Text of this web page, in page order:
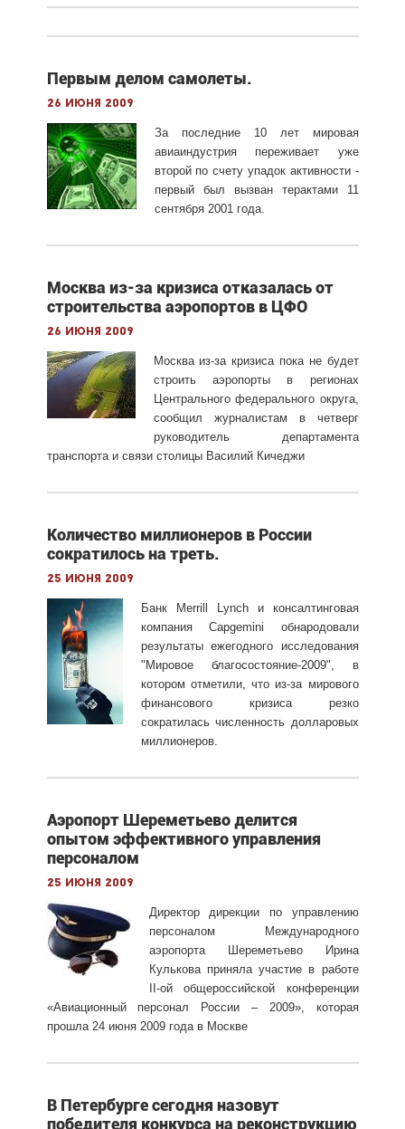
Первым делом самолеты.
26 июня 2009
За последние 10 лет мировая
авиаиндустрия переживает уже
второй по счету упадок активности -
первый был вызван терактами 11
сентября 2001 года.
Москва из-за кризиса отказалась от
строительства аэропортов в ЦФО
26 июня 2009
Москва из-за кризиса пока не будет
строить аэропорты в регионах
Центрального федерального округа,
сообщил журналистам в четверг
руководитель департамента
транспорта и связи столицы Василий Кичеджи
Количество миллионеров в России
сократилось на треть.
25 июня 2009
Банк Merrill Lynch и консалтинговая
компания Capgemini обнародовали
результаты ежегодного исследования
"Мировое благосостояние-2009", в
котором отметили, что из-за мирового
финансового кризиса резко
сократилась численность долларовых
миллионеров.
Аэропорт Шереметьево делится
опытом эффективного управления
персоналом
25 июня 2009
Директор дирекции по управлению
персоналом Международного
аэропорта Шереметьево Ирина
Кулькова приняла участие в работе
II-ой общероссийской конференции
«Авиационный персонал России – 2009», которая
прошла 24 июня 2009 года в Москве
В Петербурге сегодня назовут
победителя конкурса на реконструкцию